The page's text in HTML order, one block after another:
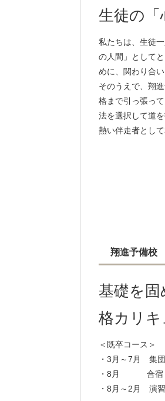
生徒の「
私たちは、生徒
の人間」として
めに、関わり合い
そのうえで、翔
格まで引っ張っ
法を選択して道
熱い伴走者とし
翔進予備校
基礎を
格カリキ
＜既卒コース＞
・3月～7月 集
・8月 合宿＋
・8月～2月 演